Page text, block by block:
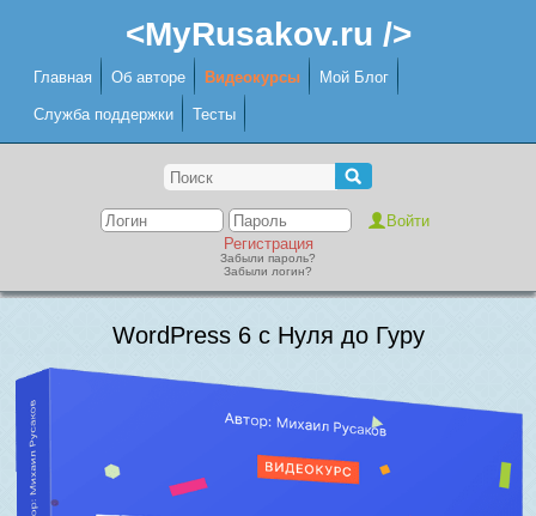
<MyRusakov.ru />
Главная Об авторе Видеокурсы Мой Блог
Служба поддержки Тесты
Регистрация
Забыли пароль?
Забыли логин?
WordPress 6 с Нуля до Гуру